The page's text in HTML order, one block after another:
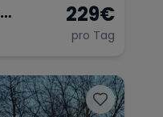
229€
pro Tag